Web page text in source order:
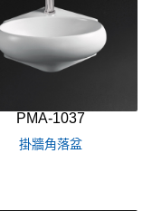
PMA-1037
掛牆角落盆